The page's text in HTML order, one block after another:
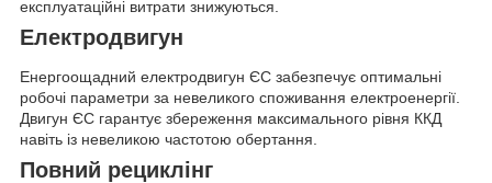
експлуатаційні витрати знижуються.
Електродвигун
Енергоощадний електродвигун ЄС забезпечує оптимальні
робочі параметри за невеликого споживання електроенергії.
Двигун ЄС гарантує збереження максимального рівня ККД
навіть із невеликою частотою обертання.
Повний рециклінг